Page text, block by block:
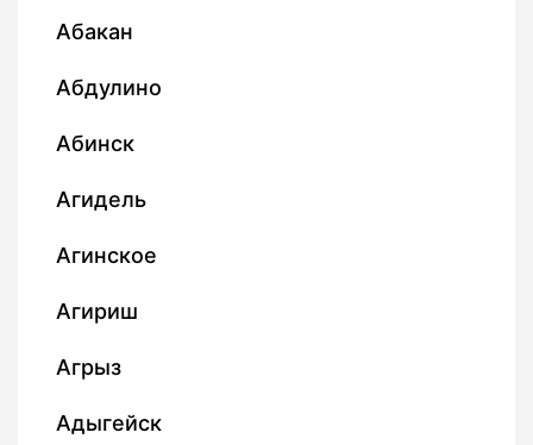
Абакан
Абдулино
Абинск
Агидель
Агинское
Агириш
Агрыз
Адыгейск